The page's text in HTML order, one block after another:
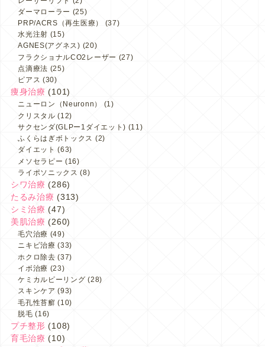
ダーマローラー (25)
PRP/ACRS（再生医療）
(37)
水光注射 (15)
AGNES(アグネス) (20)
フラクショナルCO2レーザー (27)
点滴療法 (25)
ピアス (30)
痩身治療 (101)
ニューロン（Neuronn）
(1)
クリスタル (12)
サクセンダ(GLPー1ダイエット) (11)
ふくらはぎボトックス (2)
ダイエット (63)
メソセラピー (16)
ライポソニックス (8)
シワ治療 (286)
たるみ治療 (313)
シミ治療 (47)
美肌治療 (260)
毛穴治療 (49)
ニキビ治療 (33)
ホクロ除去 (37)
イボ治療 (23)
ケミカルピーリング (28)
スキンケア (93)
毛孔性苔癬 (10)
脱毛 (16)
プチ整形 (108)
育毛治療 (10)